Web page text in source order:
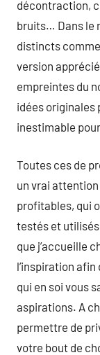
décontraction,
bruits… Dans le
distincts
version
empreintes du
idées originales
inestimable
Toutes ces de
un vrai attention
profitables, qui
testés et
que j’accueille
l’inspiration
qui en soi vous
aspirations. A
permettre de
votre bout de